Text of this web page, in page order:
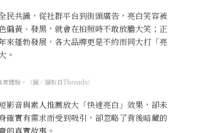
民共識，從社群平台到街頭廣告，亮白笑容被
偏黃、發黑，就會在拍照時不敢放膽大笑；正
來蓬勃發展，各大品牌更是不約而同大打「亮
。
體驗。（圖／擷取自Threads）
影音與素人推薦放大「快速亮白」效果，卻未
確實有需求而受到吸引，卻忽略了背後暗藏的